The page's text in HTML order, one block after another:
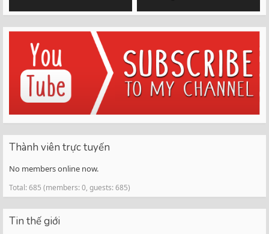
Thành viên trực tuyến
No members online now.
Total: 685 (members: 0, guests: 685)
Tin thế giới